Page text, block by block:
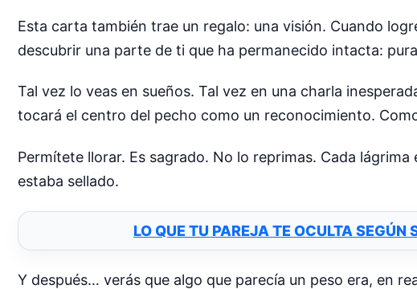
Esta carta también trae un regalo: una visión. Cuando
descubrir una parte de ti que ha permanecido intacta:
Tal vez lo veas en sueños. Tal vez en una charla
tocará el centro del pecho como un reconocimiento.
Permítete llorar. Es sagrado. No lo reprimas. Cada
estaba sellado.
LO QUE TU PAREJA TE OCULTA SEGÚN
Y después… verás que algo que parecía un peso era, en